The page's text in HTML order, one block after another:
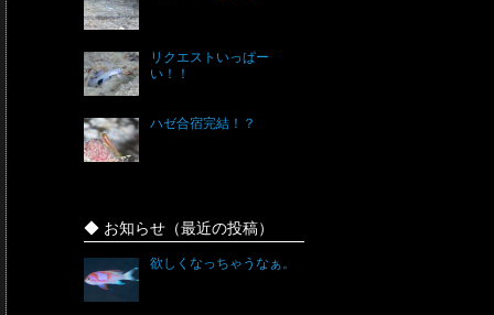
リクエストいっぱー
い！！
ハゼ合宿完結！？
◆ お知らせ（最近の投稿）
欲しくなっちゃうなぁ。